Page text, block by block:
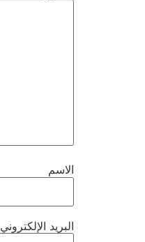
الاسم
البريد الإلكتروني